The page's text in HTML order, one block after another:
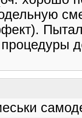
процедуры